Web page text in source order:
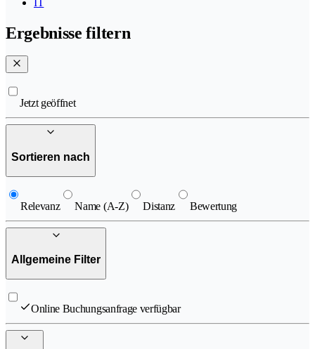
Ergebnisse filtern
Jetzt geöffnet
Sortieren nach
Relevanz Name (A-Z) Distanz Bewertung
Allgemeine Filter
Online Buchungsanfrage verfügbar